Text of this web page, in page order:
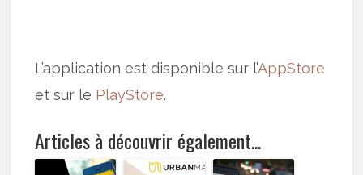
L’application est disponible sur l’AppStore
et sur le PlayStore.
Articles à découvrir également...